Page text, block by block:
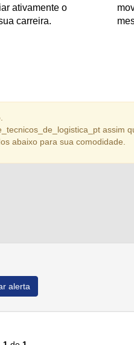
ativamente o
carreira.
assim
abaixo para sua comodidade.